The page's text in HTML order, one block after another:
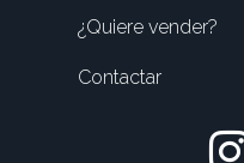
¿Quiere vender?
Contactar